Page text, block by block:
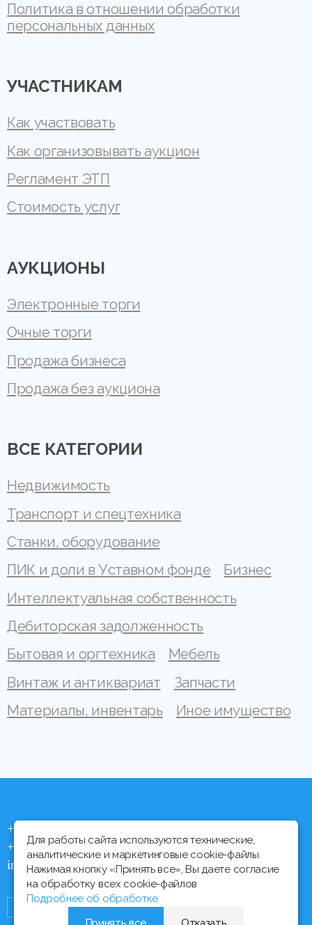
Политика в отношении обработки
персональных данных
УЧАСТНИКАМ
Как участвовать
Как организовывать аукцион
Регламент ЭТП
Стоимость услуг
АУКЦИОНЫ
Электронные торги
Очные торги
Продажа бизнеса
Продажа без аукциона
ВСЕ КАТЕГОРИИ
Недвижимость
Транспорт и спецтехника
Станки, оборудование
ПИК и доли в Уставном фонде
Бизнес
Интеллектуальная собственность
Дебиторская задолженность
Бытовая и оргтехника
Мебель
Винтаж и антиквариат
Запчасти
Материалы, инвентарь
Иное имущество
+375 (44) 704 92 06
+375 (17) 373 21 33
info@ipmtorgi.by
Для работы сайта используются технические,
аналитические и маркетинговые cookie-файлы.
Нажимая кнопку «Принять все», Вы даете согласие
на обработку всех cookie-файлов
Подробнее об обработке